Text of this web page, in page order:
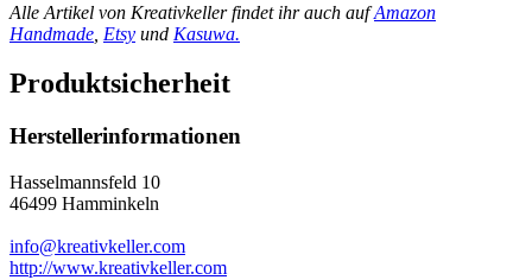
Alle Artikel von Kreativkeller findet ihr auch aufAmazon
Handmade Etsy und Kasuwa.
Produktsicherheit
Herstellerinformationen
Hasselmannsfeld 10
46499 Hamminkeln
info@kreativkeller.com
http://www.kreativkeller.com